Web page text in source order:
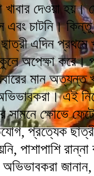
খাবার দেওয়া হয়।
এবং চাটনি। কিন্তু
এদিন প্রথমে
অপেক্ষা
মান অত্যন্ত
এই
সামনে ক্ষোভে
প্রত্যেক
পাশাপাশি রান্না